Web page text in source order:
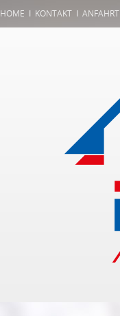
HOME Ι KONTAKT Ι ANFAHRT